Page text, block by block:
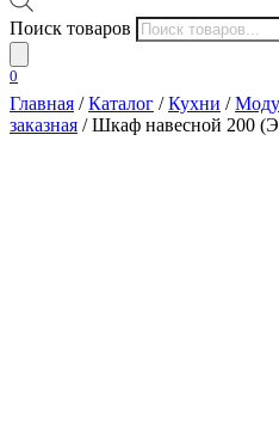
Поиск товаров
0
Главная /Каталог /Кухни /
заказная / Шкаф навесной 200